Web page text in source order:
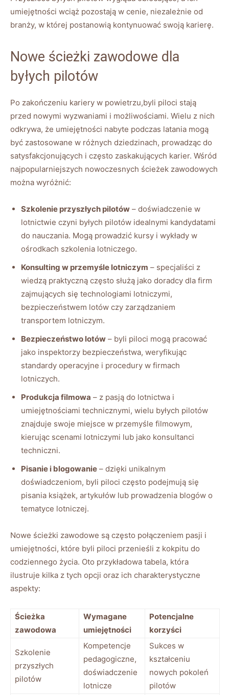
⁢umiejętności wciąż pozostają w cenie, niezależnie‌ od
branży, w której postanowią kontynuować swoją karierę.
Nowe ścieżki zawodowe ⁣dla
byłych pilotów
Po zakończeniu kariery w powietrzu,byli⁢ piloci stają
przed nowymi⁢ wyzwaniami i możliwościami. Wielu ⁢z nich
odkrywa, że​ umiejętności nabyte podczas latania mogą
być zastosowane w różnych dziedzinach, prowadząc do
satysfakcjonujących i często zaskakujących karier. Wśród
najpopularniejszych nowoczesnych ścieżek zawodowych
można wyróżnić:
Szkolenie przyszłych pilotów – doświadczenie w
lotnictwie czyni byłych pilotów idealnymi ‍kandydatami
do nauczania. Mogą prowadzić kursy ​i wykłady w
ośrodkach szkolenia ‌lotniczego.
Konsulting w przemyśle lotniczym – specjaliści z
wiedzą praktyczną często służą jako doradcy dla firm
zajmujących się technologiami lotniczymi,
bezpieczeństwem lotów⁢ czy ⁤zarządzaniem
transportem lotniczym.
Bezpieczeństwo lotów – byli piloci mogą pracować
jako inspektorzy bezpieczeństwa, weryfikując
standardy operacyjne‍ i procedury w firmach
lotniczych.
Produkcja filmowa – z pasją do lotnictwa i
umiejętnościami technicznymi, wielu byłych pilotów
znajduje swoje miejsce w przemyśle filmowym,
kierując scenami lotniczymi​ lub jako konsultanci
techniczni.
Pisanie i blogowanie – ​dzięki unikalnym
doświadczeniom, byli piloci często podejmują się
pisania książek, artykułów ‍lub prowadzenia blogów o
tematyce lotniczej.
Nowe ścieżki⁢ zawodowe są często połączeniem pasji i
umiejętności, które byli piloci przenieśli z kokpitu do
codziennego życia. ⁤Oto przykładowa tabela, która
ilustruje kilka​ z tych opcji‍ oraz ich charakterystyczne
aspekty:
Ścieżka
zawodowa
Wymagane
umiejętności
Potencjalne
korzyści
Szkolenie⁣
przyszłych
pilotów
Kompetencje‌
pedagogiczne,
doświadczenie
lotnicze
Sukces w
kształceniu
nowych pokoleń
⁢pilotów